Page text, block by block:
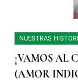
NUESTRAS
¡VAMOS AL
(AMOR